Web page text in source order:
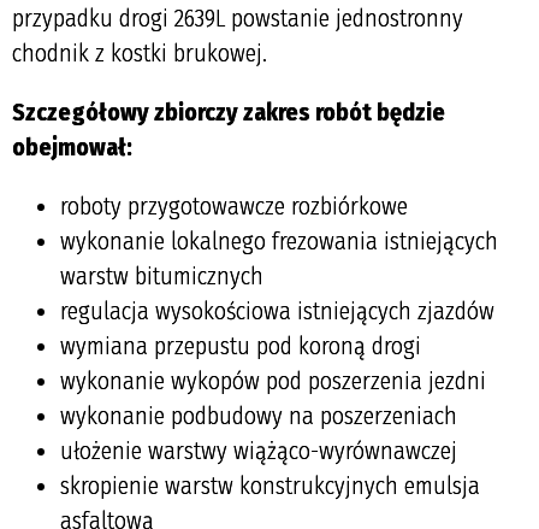
przypadku drogi 2639L powstanie jednostronny
chodnik z kostki brukowej.
Szczegółowy zbiorczy zakres robót będzie
obejmował:
roboty przygotowawcze rozbiórkowe
wykonanie lokalnego frezowania istniejących
warstw bitumicznych
regulacja wysokościowa istniejących zjazdów
wymiana przepustu pod koroną drogi
wykonanie wykopów pod poszerzenia jezdni
wykonanie podbudowy na poszerzeniach
ułożenie warstwy wiążąco-wyrównawczej
skropienie warstw konstrukcyjnych emulsja
asfaltową